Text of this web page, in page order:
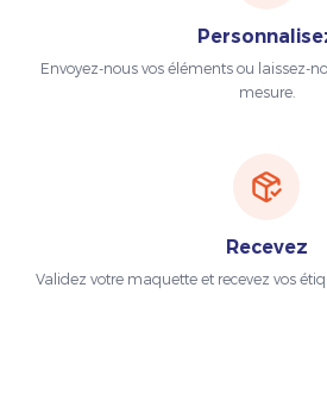
Envoyez-nous vos éléments ou laissez-
mesure.
Recevez
Validez votre maquette et recevez vos